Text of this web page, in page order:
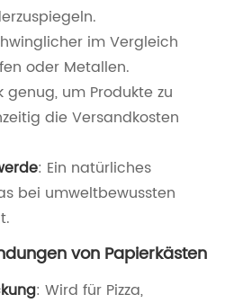
im Vergleich
oder Metallen.
genug, um Produkte zu
die Versandkosten
: Ein natürliches
bei umweltbewussten
von Papierkästen
: Wird für Pizza,